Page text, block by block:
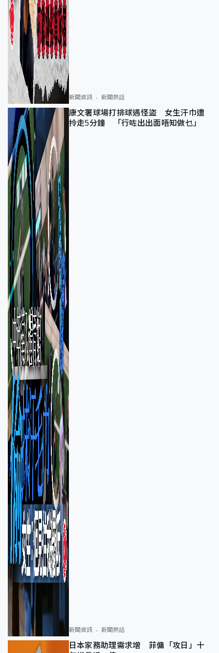
新聞資訊 新聞熱話
康文署球場打排球遇怪盜 女生汗巾遭
拎走5分鐘 「行咗出出面唔知做乜」
新聞資訊 新聞熱話
日本家務助理需求增 菲傭「攻日」十